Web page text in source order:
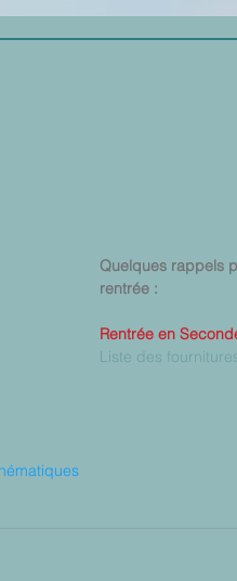
Quelques rappels
rentrée :
Rentrée en
Liste des